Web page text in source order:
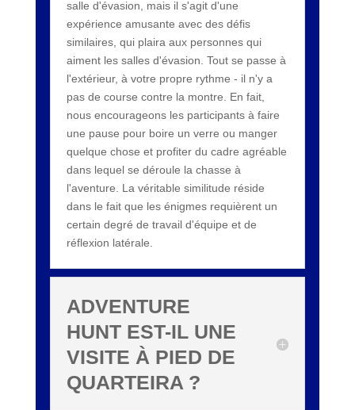
salle d'évasion, mais il s'agit d'une
expérience amusante avec des défis
similaires, qui plaira aux personnes qui
aiment les salles d'évasion. Tout se passe à
l'extérieur, à votre propre rythme - il n'y a
pas de course contre la montre. En fait,
nous encourageons les participants à faire
une pause pour boire un verre ou manger
quelque chose et profiter du cadre agréable
dans lequel se déroule la chasse à
l'aventure. La véritable similitude réside
dans le fait que les énigmes requièrent un
certain degré de travail d'équipe et de
réflexion latérale.
ADVENTURE
HUNT EST-IL UNE
VISITE À PIED DE
QUARTEIRA ?